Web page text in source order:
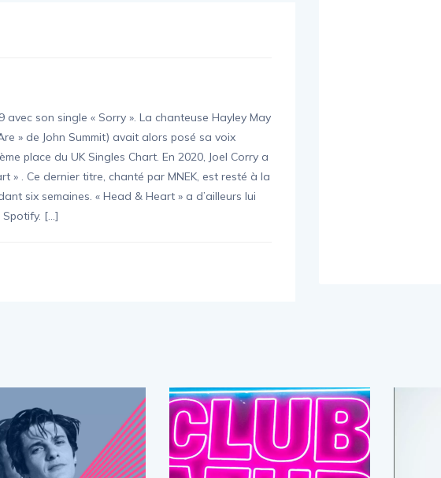
avec son single « Sorry ». La chanteuse Hayley May
» de John Summit) avait alors posé sa voix
place du UK Singles Chart. En 2020, Joel Corry a
» . Ce dernier titre, chanté par MNEK, est resté à la
six semaines. « Head & Heart » a d’ailleurs lui
[…]